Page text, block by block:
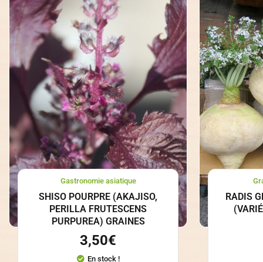
Gastronomie asiatique
SHISO POURPRE (AKAJISO,
PERILLA FRUTESCENS
PURPUREA) GRAINES
3,50€
En stock !
RADIS